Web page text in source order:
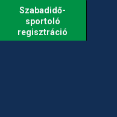
Szabadidő-
sportoló
regisztráció